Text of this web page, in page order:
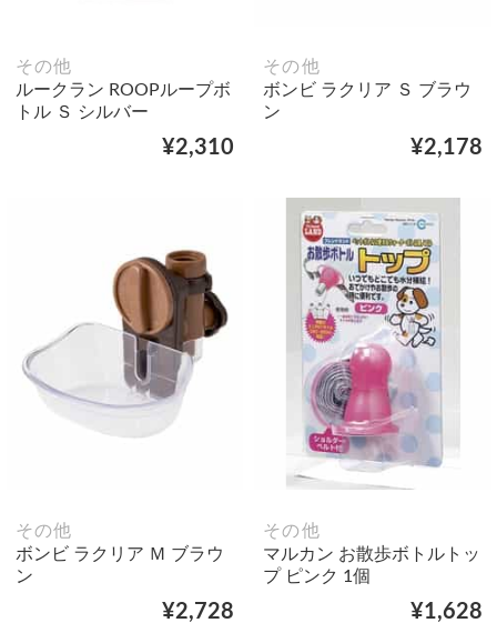
その他
ルークラン ROOPループボ
トル Ｓ シルバー
¥2,310
その他
ボンビ ラクリア Ｓ ブラウ
ン
¥2,178
その他
ボンビ ラクリア Ｍ ブラウ
ン
¥2,728
その他
マルカン お散歩ボトルトッ
プ ピンク 1個
¥1,628